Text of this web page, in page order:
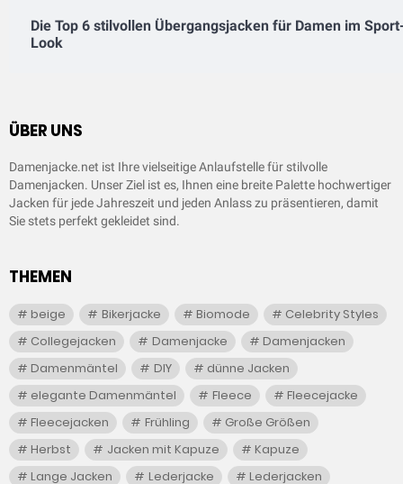
Die Top 6 stilvollen Übergangsjacken für Damen im
Look
ÜBER UNS
Damenjacke.net ist Ihre vielseitige Anlaufstelle für stilvolle
Damenjacken. Unser Ziel ist es, Ihnen eine breite Palette hochwertiger
Jacken für jede Jahreszeit und jeden Anlass zu präsentieren, damit
Sie stets perfekt gekleidet sind.
THEMEN
beige Bikerjacke Biomode
Celebrity Styles
Collegejacken
Damenjacke
Damenjacken
Damenmäntel
DIY
dünne Jacken
elegante Damenmäntel
Fleece
Fleecejacke
Fleecejacken
Frühling
Große Größen
Herbst
Jacken mit Kapuze
Kapuze
Lange Jacken
Lederjacke Lederjacken